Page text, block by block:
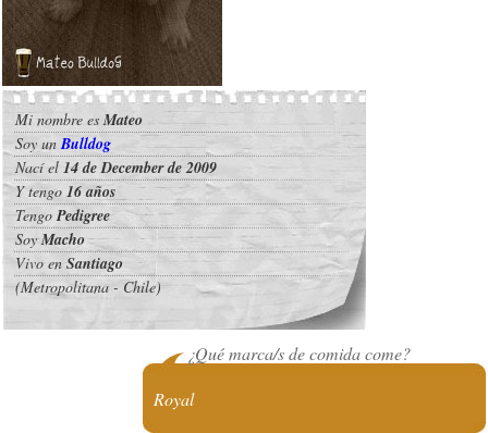
Mi nombre esMateo
Soy unBulldog
Nací el 14 de December de 2009
Y tengo 16 años
TengoPedigree
SoyMacho
Vivo enSantiago
(Metropolitana - Chile)
¿Qué marca/s de comida come?
Royal